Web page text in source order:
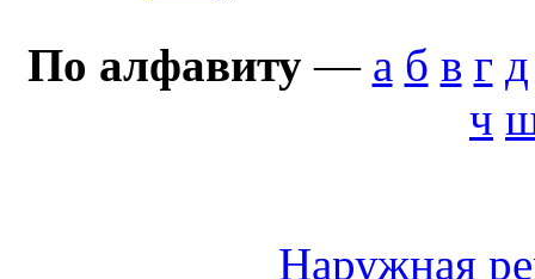
По алфавиту— а б в г д
ч
Наружная